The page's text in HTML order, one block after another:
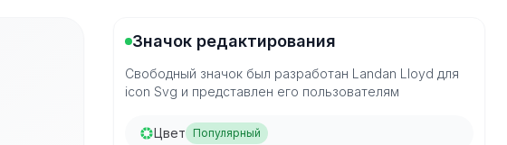
Значок редактирования
Свободный значок был разработан Landan Lloyd для
icon Svg и представлен его пользователям
Цвет Популярный